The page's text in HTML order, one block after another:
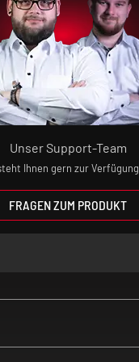
Unser Support-Team
Ihnen gern zur Verfügung
FRAGEN ZUM PRODUKT